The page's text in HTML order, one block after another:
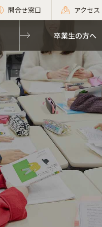
問合せ窓口 アクセス
卒業生の方へ